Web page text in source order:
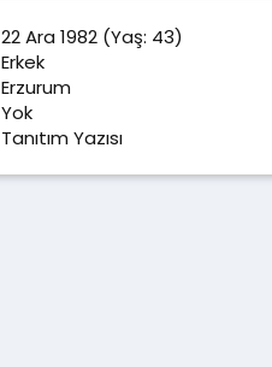
22 Ara 1982 (Yaş: 43)
Erkek
Erzurum
Yok
Tanıtım Yazısı